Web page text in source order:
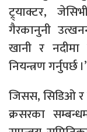
ट्र्याक्टर,
गैरकानुनी
खानी र नदीमा
नियन्त्रण गर्नुपर्छ ।’
जिसस, सिडिओ र
क्रसरका